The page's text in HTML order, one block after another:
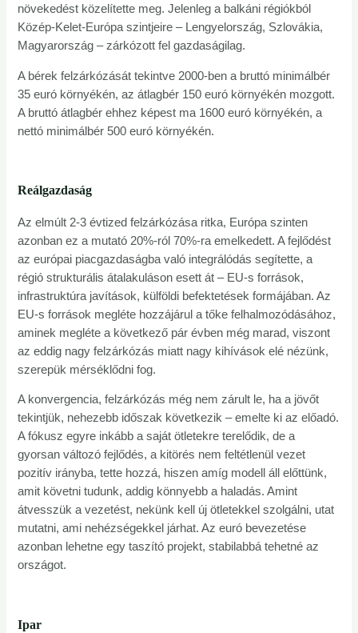
növekedést közelítette meg. Jelenleg a balkáni régiókból
Közép-Kelet-Európa szintjeire – Lengyelország, Szlovákia,
Magyarország – zárkózott fel gazdaságilag.
A bérek felzárkózását tekintve 2000-ben a bruttó minimálbér
35 euró környékén, az átlagbér 150 euró környékén mozgott.
A bruttó átlagbér ehhez képest ma 1600 euró környékén, a
nettó minimálbér 500 euró környékén.
Reálgazdaság
Az elmúlt 2-3 évtized felzárkózása ritka, Európa szinten
azonban ez a mutató 20%-ról 70%-ra emelkedett. A fejlődést
az európai piacgazdaságba való integrálódás segítette, a
régió strukturális átalakuláson esett át – EU-s források,
infrastruktúra javítások, külföldi befektetések formájában. Az
EU-s források megléte hozzájárul a tőke felhalmozódásához,
aminek megléte a következő pár évben még marad, viszont
az eddig nagy felzárkózás miatt nagy kihívások elé nézünk,
szerepük mérséklődni fog.
A konvergencia, felzárkózás még nem zárult le, ha a jövőt
tekintjük, nehezebb időszak következik – emelte ki az előadó.
A fókusz egyre inkább a saját ötletekre terelődik, de a
gyorsan változó fejlődés, a kitörés nem feltétlenül vezet
pozitív irányba, tette hozzá, hiszen amíg modell áll előttünk,
amit követni tudunk, addig könnyebb a haladás. Amint
átvesszük a vezetést, nekünk kell új ötletekkel szolgálni, utat
mutatni, ami nehézségekkel járhat. Az euró bevezetése
azonban lehetne egy taszító projekt, stabilabbá tehetné az
országot.
Ipar